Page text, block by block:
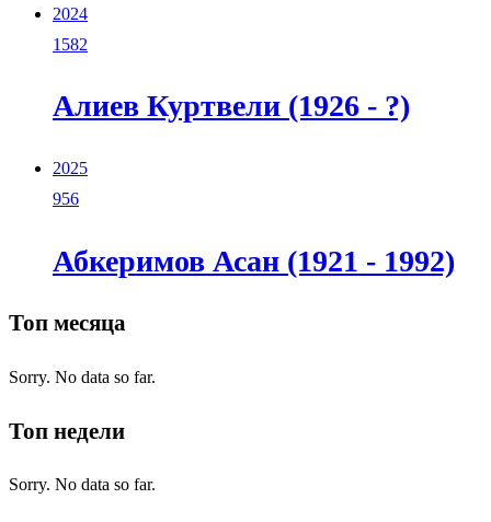
2024
1582
Алиев Куртвели (1926 - ?)
2025
956
Абкеримов Асан (1921 - 1992)
Топ месяца
Sorry. No data so far.
Топ недели
Sorry. No data so far.